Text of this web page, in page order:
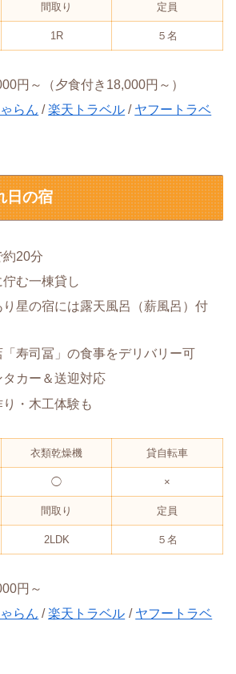
間取り 定員
1R ５名
円～（夕食付き18,000円～）
らん /楽天トラベル / ヤフートラベ
日の宿
20分
む一棟貸し
星の宿には露天風呂（薪風呂）付
寿司冨」の食事をデリバリー可
カー＆送迎対応
・木工体験も
衣類乾燥機 貸自転車
◯ ×
間取り 定員
2LDK ５名
円～
らん /楽天トラベル / ヤフートラベ